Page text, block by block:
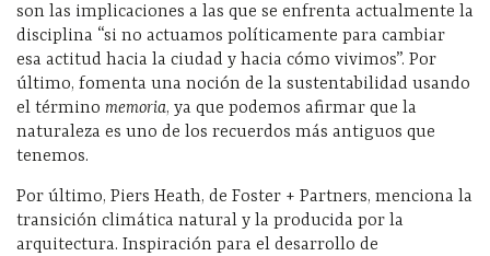
son las implicaciones a las que se enfrenta actualmente la
disciplina “si no actuamos políticamente para cambiar
esa actitud hacia la ciudad y hacia cómo vivimos”. Por
último, fomenta una noción de la sustentabilidad usando
el término memoria, ya que podemos afirmar que la
naturaleza es uno de los recuerdos más antiguos que
tenemos.
Por último, Piers Heath, de Foster + Partners, menciona la
transición climática natural y la producida por la
arquitectura. Inspiración para el desarrollo de